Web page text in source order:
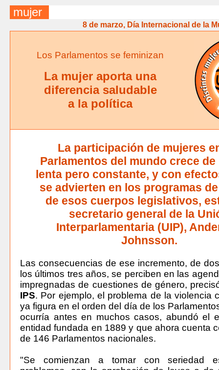
mujer
8 de marzo, Día Internacional de la
Los Parlamentos se feminizan
La mujer aporta una
diferencia saludable
a la política
La participación de mujeres
Parlamentos del mundo crece de
lenta pero constante, y con
se advierten en los programas
de esos cuerpos legislativos,
secretario general de la
Interparlamentaria (UIP),
Johnsson.
Las consecuencias de ese incremento, de
los últimos tres años, se perciben en las
impregnadas de cuestiones de género,
IPS. Por ejemplo, el problema de la violencia
ya figura en el orden del día de los
ocurría antes en muchos casos, abundó el
entidad fundada en 1889 y que ahora cuenta
de 146 Parlamentos nacionales.
"Se comienzan a tomar con seriedad